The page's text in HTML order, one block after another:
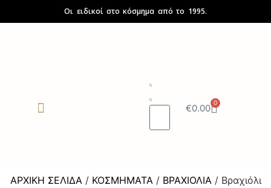
Οι ειδικοί στο κόσμημα από το 1995.
€0.00
0
ΑΡΧΙΚΉ ΣΕΛΊΔΑ/ ΚΟΣΜΉΜΑΤΑ/ ΒΡΑΧΙΌΛΙΑ/ Βραχιόλι